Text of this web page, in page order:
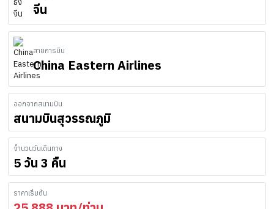
จีน
สายการบิน
China Eastern Airlines
ออกจากสนามบิน
สนามบินสุวรรณภูมิ
จำนวนวันเดินทาง
5 วัน 3 คืน
ราคาเริ่มต้น